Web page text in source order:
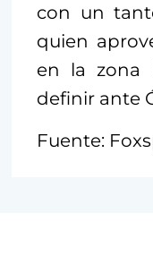
con un
quien
en la zona
definir ante
Fuente: